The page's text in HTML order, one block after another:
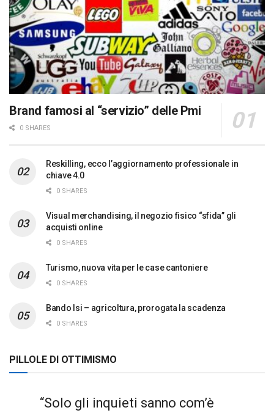
Brand famosi al “servizio” delle Pmi
0 SHARES
Reskilling, ecco l’aggiornamento professionale in
chiave 4.0
0 SHARES
Visual merchandising, il negozio fisico “sfida” gli
acquisti online
0 SHARES
Turismo, nuova vita per le case cantoniere
0 SHARES
Bando Isi – agricoltura, prorogata la scadenza
0 SHARES
PILLOLE DI OTTIMISMO
“Solo gli inquieti sanno com’è